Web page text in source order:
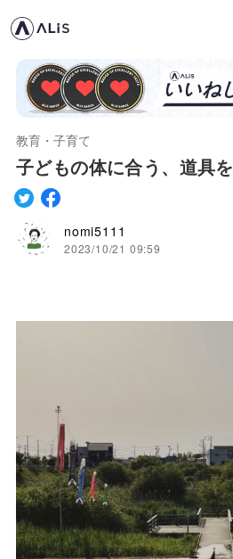
教育・子育て
子どもの体に合う、道具
nomi5111
2023/10/21 09:59